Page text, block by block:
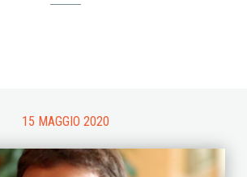
15 MAGGIO 2020